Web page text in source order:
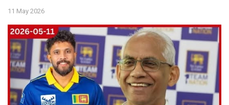
11 May 2026